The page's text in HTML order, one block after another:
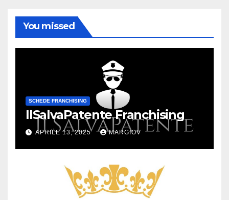
You missed
SCHEDE FRANCHISING
IlSalvaPatente Franchising
APRILE 13, 2025 MARGIOV